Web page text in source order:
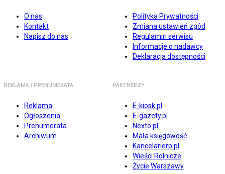
O nas
Kontakt
Napisz do nas
Polityka Prywatności
Zmiana ustawień zgód
Regulamin serwisu
Informacje o nadawcy
Deklaracja dostępności
REKLAMA I PRENUMERATA
Reklama
Ogłoszenia
Prenumerata
Archiwum
PARTNERZY
E-kiosk.pl
E-gazety.pl
Nexto.pl
Mała księgowość
Kancelarierp.pl
Wieści Rolnicze
Życie Warszawy